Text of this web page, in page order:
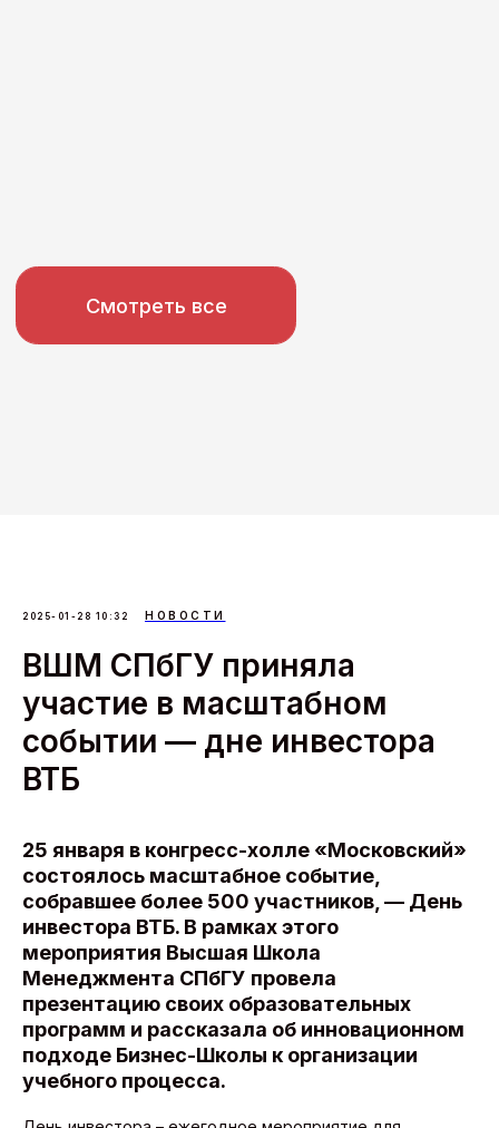
2025-01-28 10:32 НОВОСТИ
ВШМ СПбГУ приняла
участие в масштабном
событии — дне инвестора
ВТБ
25 января в конгресс-холле «Московский»
состоялось масштабное событие,
собравшее более 500 участников, — День
инвестора ВТБ. В рамках этого
мероприятия Высшая Школа
Менеджмента СПбГУ провела
презентацию своих образовательных
программ и рассказала об инновационном
подходе Бизнес-Школы к организации
учебного процесса.